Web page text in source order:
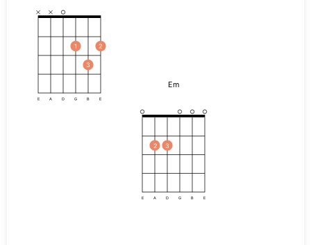
1
3
2
E A D G B E
Em
2 3
E A D G B E